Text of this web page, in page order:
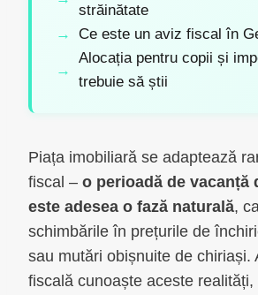
străinătate
Ce este un aviz fiscal în
Alocația pentru copii și
trebuie să știi
Piața imobiliară se adaptează
fiscal – o perioadă de vacanță
este adesea o fază naturală,
schimbările în prețurile de
sau mutări obișnuite de chiriași.
fiscală cunoaște aceste realități,